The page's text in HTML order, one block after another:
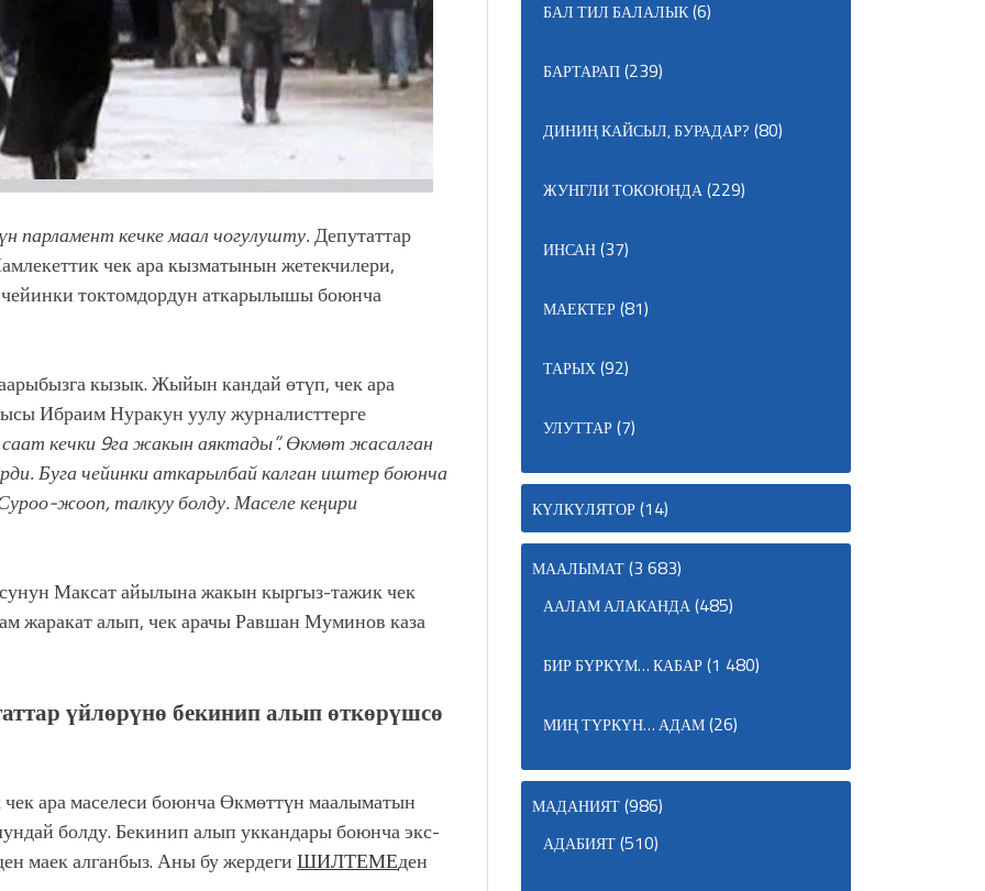
парламент кечке маал чогулушту.Депутаттар
чек ара кызматынын жетекчилери,
токтомдордун аткарылышы боюнча
кызык. Жыйын кандай өтүп, чек ара
Ибраим Нуракун уулу журналисттерге
кечки 9га жакын аяктады”. Өкмөт жасалган
Буга чейинки аткарылбай калган иштер боюнча
жооп, талкуу болду.Маселе кеңири
Максат айылына жакын кыргыз-тажик чек
жаракат алып, чек арачы Равшан Муминов каза
үйлөрүнө бекинип алып өткөрүшсө
ара маселеси боюнча Өкмөттүн маалыматын
болду. Бекинип алып уккандары боюнча экс-
маек алганбыз. Аны бу жердегиШИЛТЕМЕден
БАЛ ТИЛ БАЛАЛЫК(6)
БАРТАРАП(239)
ДИНИҢ КАЙСЫЛ, БУРАДАР? (80)
ЖУНГЛИ ТОКОЮНДА(229)
ИНСАН(37)
МАЕКТЕР(81)
ТАРЫХ(92)
УЛУТТАР(7)
КҮЛКҮЛЯТОР(14)
МААЛЫМАТ(3 683)
ААЛАМ АЛАКАНДА(485)
БИР БҮРКҮМ… КАБАР(1 480)
МИҢ ТҮРКҮН… АДАМ(26)
МАДАНИЯТ(986)
АДАБИЯТ(510)